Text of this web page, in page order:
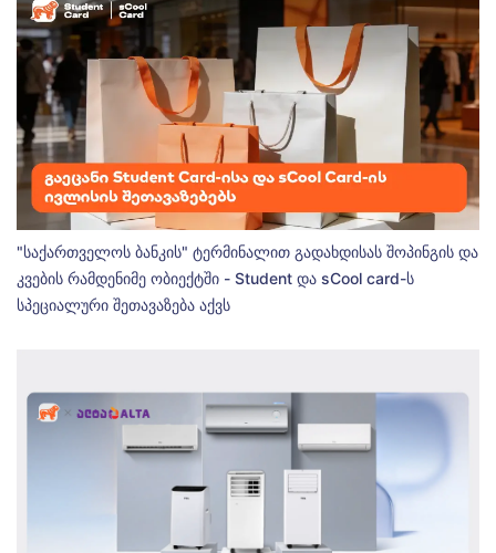
"საქართველოს ბანკის" ტერმინალით გადახდისას შოპინგის და
კვების რამდენიმე ობიექტში - Student და sCool card-ს
სპეციალური შეთავაზება აქვს